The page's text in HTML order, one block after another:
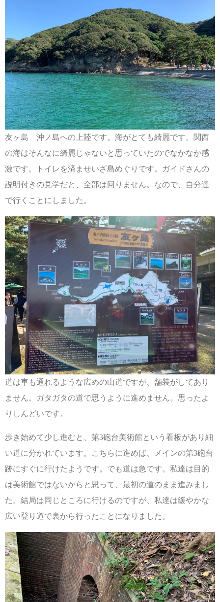
友ヶ島 沖ノ島への上陸です。海がとても綺麗です。関西
の海はそんなに綺麗じゃないと思っていたのでなかなか感
激です。トイレを済ませいざ島めぐりです。ガイドさんの
説明付きの見学だと、全部は回りません。なので、自分達
で行くことにしました。
道は車も通れるような広めの山道ですが、舗装がしてあり
ません。ガタガタの道で思うように進めません。思ったよ
りしんどいです。
歩き始めて少し進むと、第3砲台美術館という看板があり細
い道に分かれています。こちらに進めば、メインの第3砲台
跡にすぐに行けたようです。でも道は急です。私達は目的
は美術館ではないからと思って、最初の道のまま進みまし
た。結局は同じところに行けるのですが、私達は緩やかな
広い登り道で裏から行ったことになりました。